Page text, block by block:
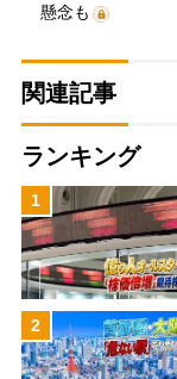
懸念も
関連記事
ランキング
1
2